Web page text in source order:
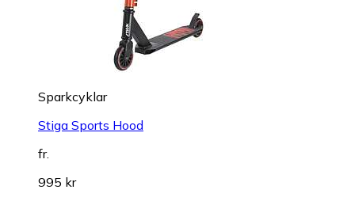
Sparkcyklar
Stiga Sports Hood
fr.
995 kr